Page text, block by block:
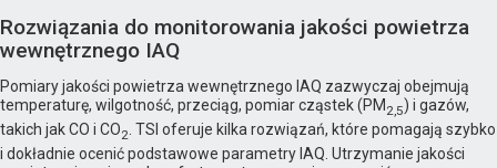
Rozwiązania do monitorowania jakości powietrza
wewnętrznego IAQ
Pomiary jakości powietrza wewnętrznego IAQ zazwyczaj obejmują
temperaturę, wilgotność, przeciąg, pomiar cząstek (PM 2,5) i gazów,
takich jak CO i CO2 . TSI oferuje kilka rozwiązań, które pomagają szybko
i dokładnie ocenić podstawowe parametry IAQ. Utrzymanie jakości